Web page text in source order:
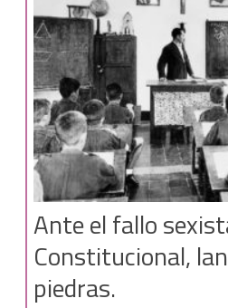
construir
una
nueva
educación
Ante el fallo
Constitucional,
piedras.